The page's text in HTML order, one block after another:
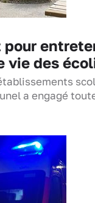
pour
vie des
a engagé